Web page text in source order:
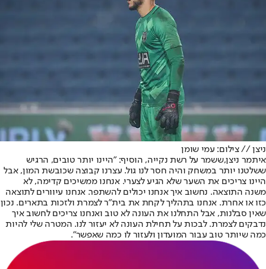
ניצן // צילום: עמי שומן
איתמר ניצן,ששמר על רשת נקייה, הוסיף: "היינו יותר טובים, הרגיש
ששלטנו יותר במשחק והיה חסר לנו גול. עצרנו קבוצה שכובשת המון, אבל
היינו צריכים את השער שלא הגיע לצערי. אנחנו ממשיכים קדימה, לא
משנה התוצאה. נחשוב איך אנחנו יכולים להשתפר. אנחנו עיוורים לתוצאה
כזו או אחרת. אנחנו בתהליך לקחת את בית"ר לצמרת ולזכות בתארים. נכון
שאין סבלנות, אבל התחלנו את העונה לא טוב ואנחנו צריכים לחשוב איך
נדבקים לצמרת. לבכות על תחילת העונה לא יעזור לנו. המטרה שלי להיות
כמה שיותר טוב עבור המועדון ולעזור לו כמה שאפשר".